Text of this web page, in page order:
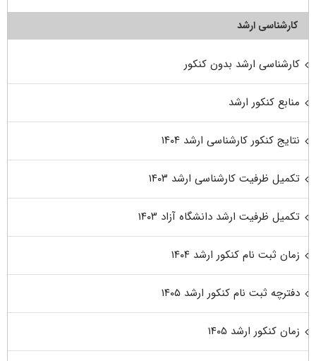
کارشناسی ارشد
کارشناسی ارشد بدون کنکور
منابع کنکور ارشد
نتایج کنکور کارشناسی ارشد ۱۴۰۴
تکمیل ظرفیت کارشناسی ارشد ۱۴۰۳
تکمیل ظرفیت ارشد دانشگاه آزاد ۱۴۰۳
زمان ثبت نام کنکور ارشد ۱۴۰۴
دفترچه ثبت نام کنکور ارشد ۱۴۰۵
زمان کنکور ارشد ۱۴۰۵